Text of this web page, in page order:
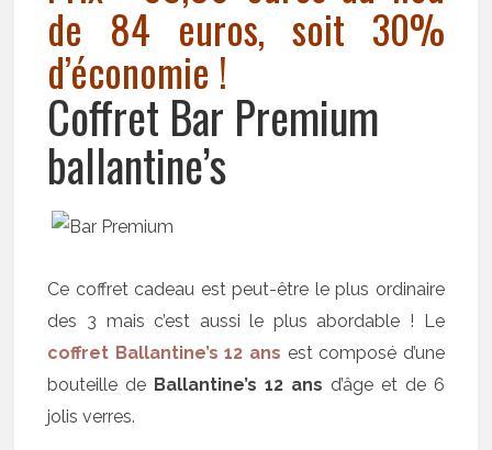
de 84 euros, soit 30%
d’économie !
Coffret Bar Premium
ballantine’s
Ce coffret cadeau est peut-être le plus ordinaire
des 3 mais c’est aussi le plus abordable ! Le
coffret Ballantine’s 12 ans est composé d’une
bouteille de Ballantine’s 12 ans d’âge et de 6
jolis verres.